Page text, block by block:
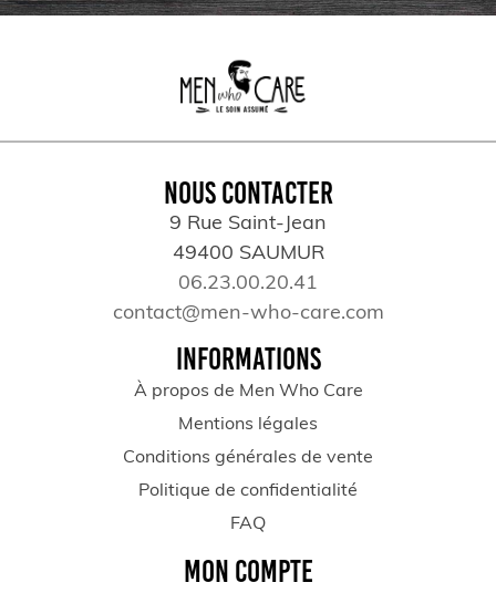
NOUS CONTACTER
9 Rue Saint-Jean
49400 SAUMUR
06.23.00.20.41
contact@men-who-care.com
INFORMATIONS
À propos de Men Who Care
Mentions légales
Conditions générales de vente
Politique de confidentialité
FAQ
MON COMPTE